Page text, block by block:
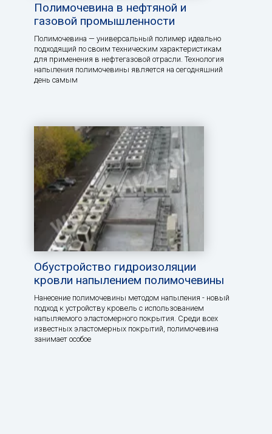
Полимочевина в нефтяной и
газовой промышленности
Полимочевина — универсальный полимер идеально
подходящий по своим техническим характеристикам
для применения в нефтегазовой отрасли. Технология
напыления полимочевины является на сегодняшний
день самым
Обустройство гидроизоляции
кровли напылением полимочевины
Нанесение полимочевины методом напыления - новый
подход к устройству кровель с использованием
напыляемого эластомерного покрытия. Среди всех
известных эластомерных покрытий, полимочевина
занимает особое